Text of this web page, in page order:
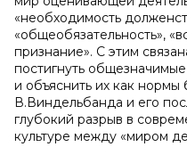
«необходимость
«общеобязательность»,
признание». С этим
постигнуть
и объяснить их как
В.Виндельбанда и его
глубокий разрыв в
культуре между «миром